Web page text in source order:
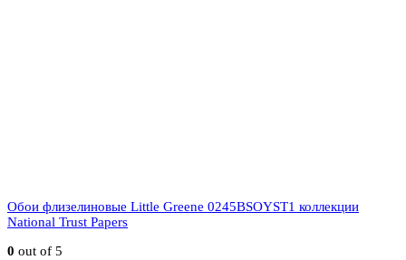
Обои флизелиновые Little Greene 0245BSOYST1 коллекции
National Trust Papers
0 out of 5